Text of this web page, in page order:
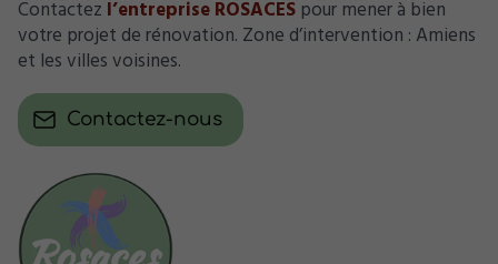
Contactez l’entreprise ROSACES pour mener à bien
votre projet de rénovation. Zone d’intervention : Amiens
et les villes voisines.
Contactez-nous